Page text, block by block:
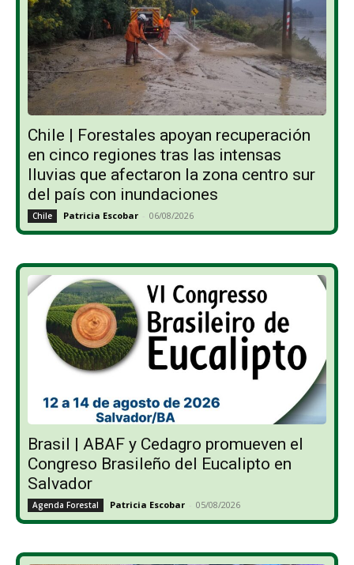
Chile | Forestales apoyan recuperación
en cinco regiones tras las intensas
lluvias que afectaron la zona centro sur
del país con inundaciones
Chile Patricia Escobar - 06/08/2026
Brasil | ABAF y Cedagro promueven el
Congreso Brasileño del Eucalipto en
Salvador
Agenda Forestal Patricia Escobar - 05/08/2026